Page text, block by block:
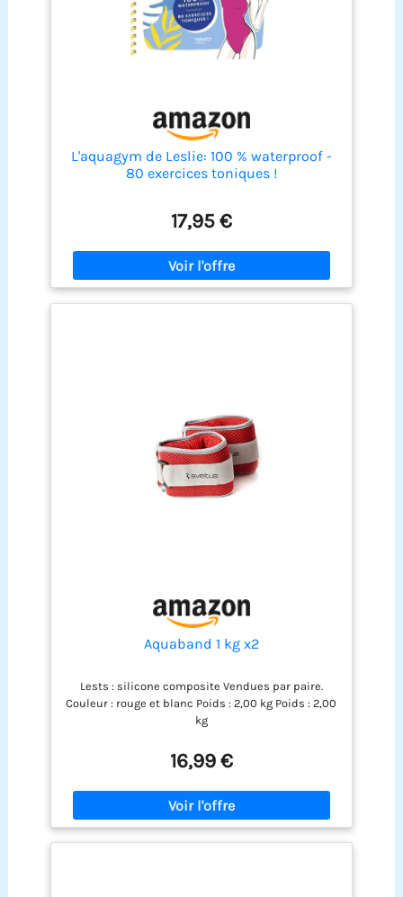
L'aquagym de Leslie: 100 % waterproof -
80 exercices toniques !
17,95 €
Aquaband 1 kg x2
Lests : silicone composite Vendues par paire.
Couleur : rouge et blanc Poids : 2,00 kg Poids : 2,00
kg
16,99 €